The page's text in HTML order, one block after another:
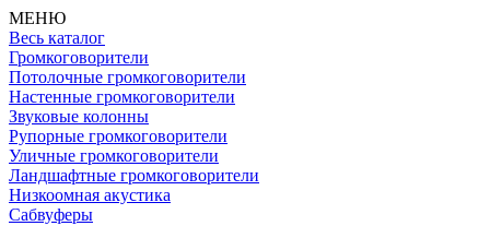
МЕНЮ
Весь каталог
Громкоговорители
Потолочные громкоговорители
Настенные громкоговорители
Звуковые колонны
Рупорные громкоговорители
Уличные громкоговорители
Ландшафтные громкоговорители
Низкоомная акустика
Сабвуферы